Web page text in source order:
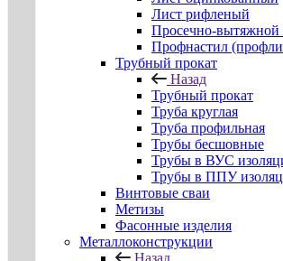
Лист рифленый
Просечно-
Профнастил
Трубный прокат
Назад
Трубный прокат
Труба круглая
Труба профильная
Трубы бесшовные
Трубы в ВУС
Трубы в ППУ
Винтовые сваи
Метизы
Фасонные изделия
Металлоконструкции
Назад